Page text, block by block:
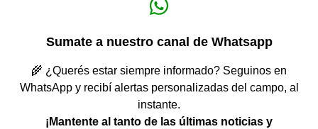
Sumate a nuestro canal de Whatsapp
🌾 ¿Querés estar siempre informado? Seguinos en
WhatsApp y recibí alertas personalizadas del campo, al
instante.
¡Mantente al tanto de las últimas noticias y